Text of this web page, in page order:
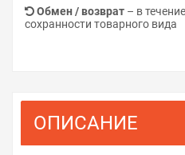
Обмен / возврат – в
сохранности товарного вида
ОПИСАНИЕ